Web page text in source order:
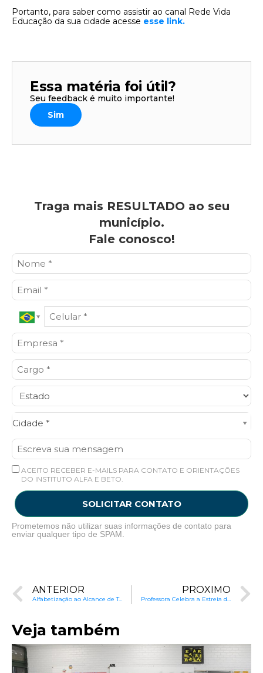
Portanto, para saber como assistir ao canal Rede Vida
Educação da sua cidade acesse esse link.
Essa matéria foi útil?
Seu feedback é muito importante!
Sim
Traga mais RESULTADO ao seu
município.
Fale conosco!
Cidade *
Cidade*
ACEITO RECEBER E-MAILS PARA CONTATO E ORIENTAÇÕES
DO INSTITUTO ALFA E BETO.
SOLICITAR CONTATO
Prometemos não utilizar suas informações de contato para
enviar qualquer tipo de SPAM.
ANTERIOR
Alfabetização ao Alcance de Todos
PRÓXIMO
Veja também